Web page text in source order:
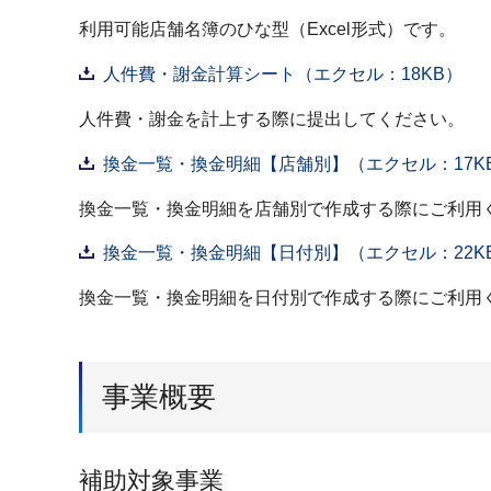
利用可能店舗名簿のひな型（Excel形式）です。
人件費・謝金計算シート（エクセル：18KB）
人件費・謝金を計上する際に提出してください。
換金一覧・換金明細【店舗別】（エクセル：
換金一覧・換金明細を店舗別で作成する際にご利用
換金一覧・換金明細【日付別】（エクセル：
換金一覧・換金明細を日付別で作成する際にご利用
事業概要
補助対象事業